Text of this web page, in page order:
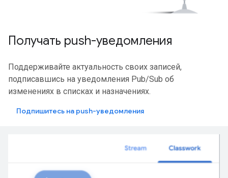
Получать push-уведомления
Поддерживайте актуальность своих записей,
подписавшись на уведомления Pub/Sub об
изменениях в списках и назначениях.
Подпишитесь на push-уведомления